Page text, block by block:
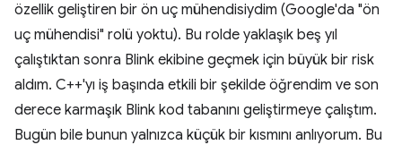
özellik geliştiren bir ön uç mühendisiydim (Google'da "ön
uç mühendisi" rolü yoktu). Bu rolde yaklaşık beş yıl
çalıştıktan sonra Blink ekibine geçmek için büyük bir risk
aldım. C++'yı iş başında etkili bir şekilde öğrendim ve son
derece karmaşık Blink kod tabanını geliştirmeye çalıştım.
Bugün bile bunun yalnızca küçük bir kısmını anlıyorum. Bu